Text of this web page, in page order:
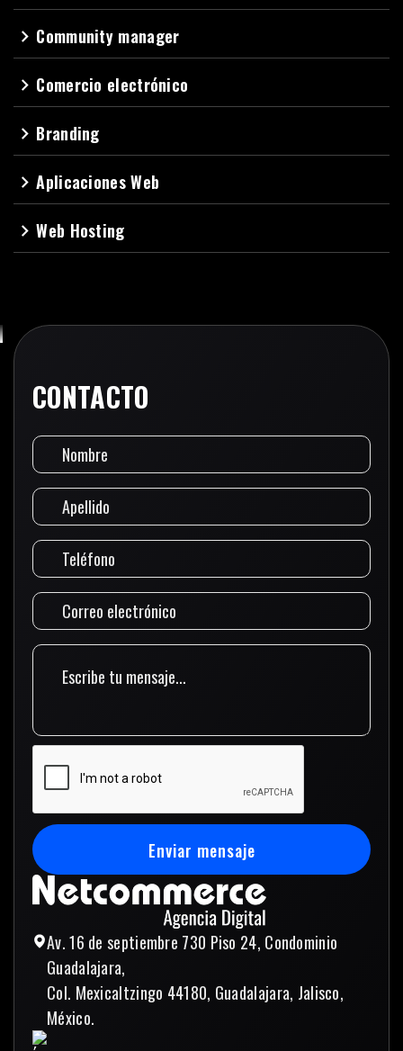
navigate_next Community manager
navigate_next Comercio electrónico
navigate_next Branding
navigate_nextAplicaciones Web
navigate_nextWeb Hosting
Av. 16 de septiembre 730 Piso 24, Condominio
Guadalajara,
Col. Mexicaltzingo 44180, Guadalajara, Jalisco,
México.
CONTACTO
Enviar mensaje
Enviar mensaje